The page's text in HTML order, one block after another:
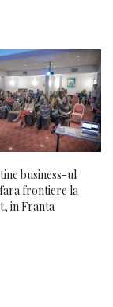
business-ul
frontiere la
in Franta